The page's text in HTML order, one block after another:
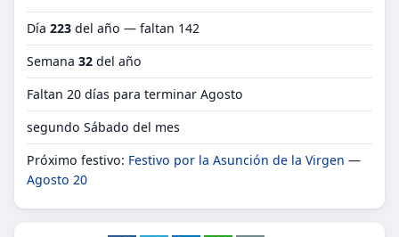
Día 223 del año — faltan 142
Semana 32 del año
Faltan 20 días para terminar Agosto
segundo Sábado del mes
Próximo festivo: Festivo por la Asunción de la Virgen —
Agosto 20